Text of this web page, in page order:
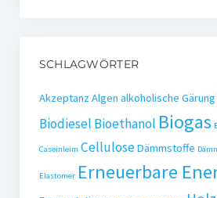
SCHLAGWÖRTER
Akzeptanz Algen alkoholische Gärung
Biodiesel Bioethanol Biogas
Caseinleim CelluloseDämmstoffe
Elastomer Erneuerbare